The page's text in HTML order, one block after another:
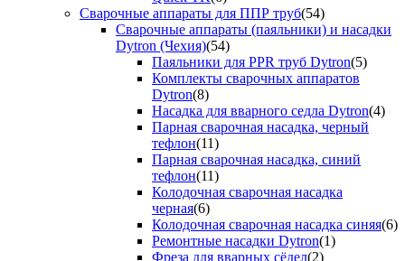
Сварочные аппараты для ППР труб(54)
Сварочные аппараты (паяльники) и насадки
Dytron (Чехия)(54)
Паяльники для PPR труб Dytron(5)
Комплекты сварочных аппаратов
Dytron(8)
Насадка для вварного седла Dytron(4)
Парная сварочная насадка, черный
тефлон(11)
Парная сварочная насадка, синий
тефлон(11)
Колодочная сварочная насадка
черная(6)
Колодочная сварочная насадка синяя(6)
Ремонтные насадки Dytron(1)
Фреза для вварных сёдел(2)